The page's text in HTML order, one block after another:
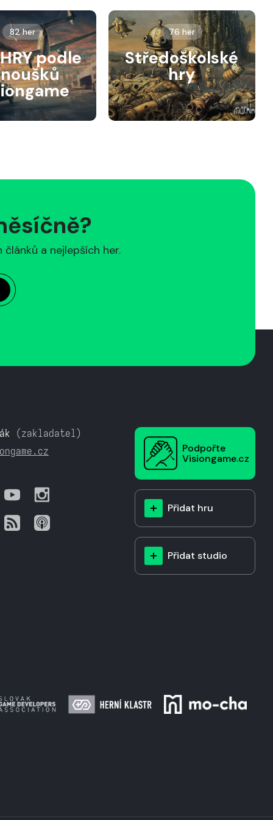
82 her
podle
76 her
Středoškolské
hry
a nejlepších her.
(zakladatel)
Podpořte
Visiongame.cz
Přidat hru
Přidat studio